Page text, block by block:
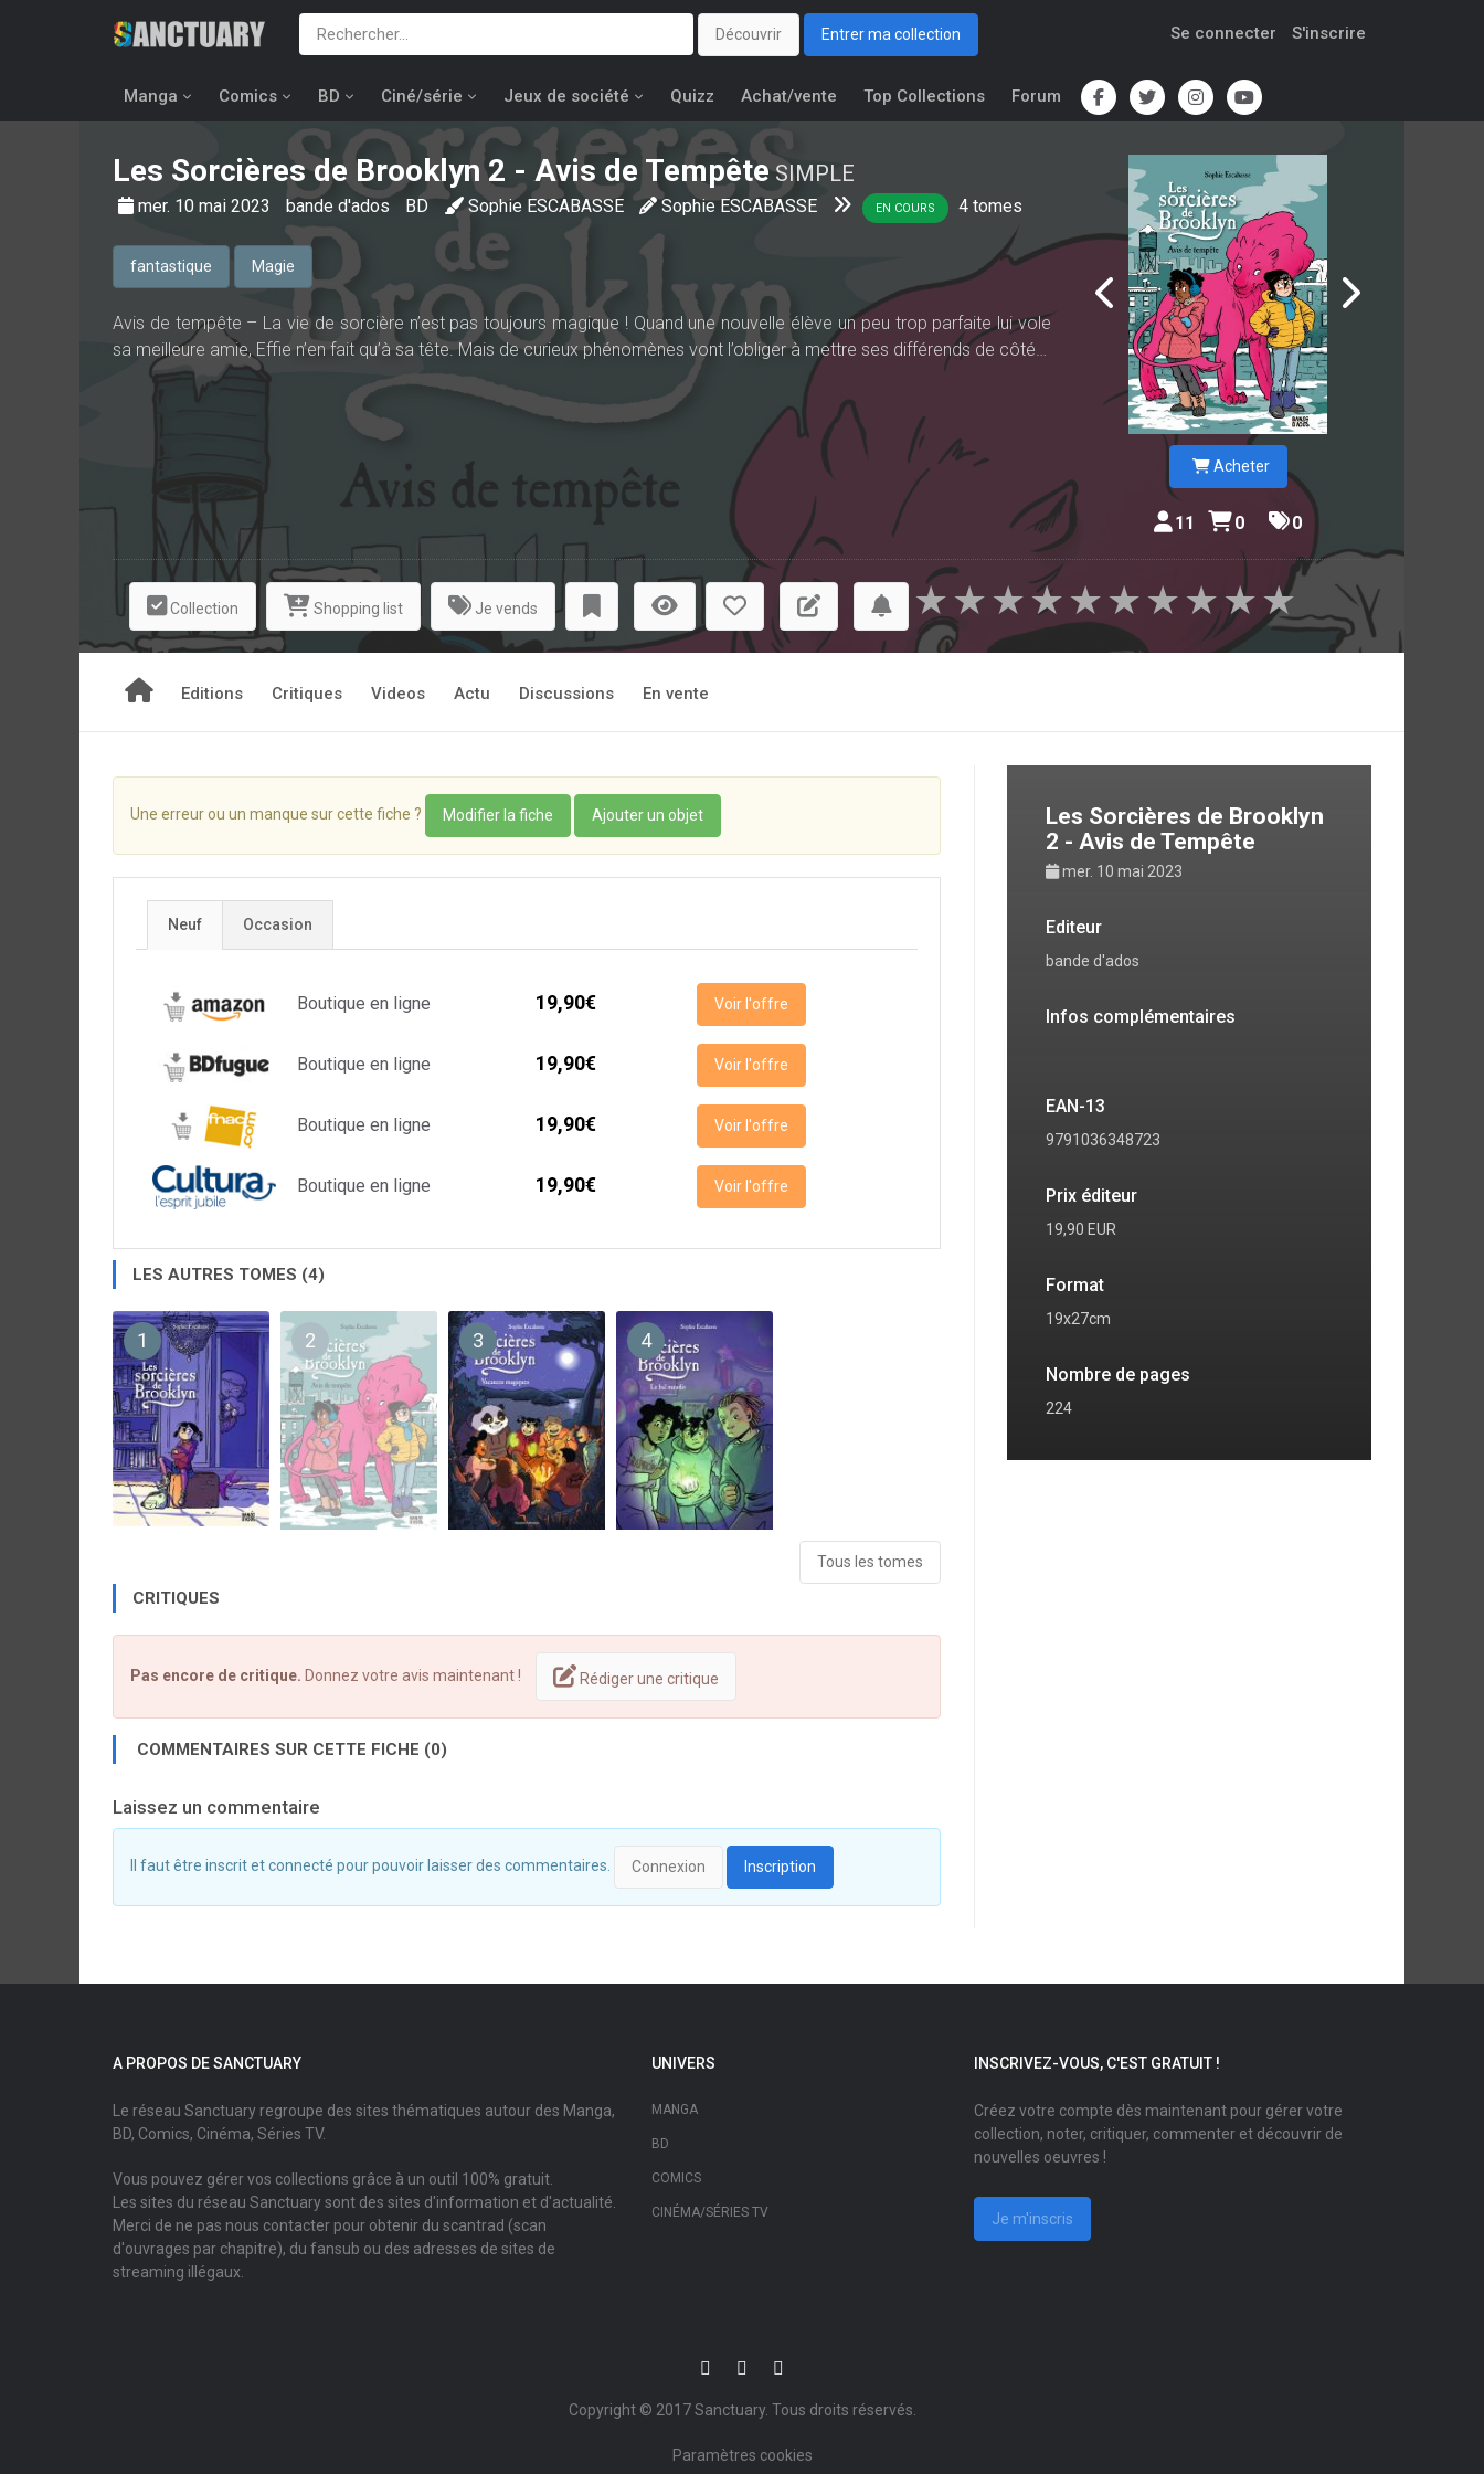
Découvrir Entrer ma collection Se connecter S'inscrire
Manga Comics BD Ciné/série Jeux de société Quizz Achat/vente Top Collections Forum
Les Sorcières de Brooklyn2 - Avis de TempêteSIMPLE
mer. 10 mai 2023 bande d'ados BD Sophie ESCABASSE Sophie ESCABASSE EN COURS 4 tomes
fantastique Magie
Avis de tempête – La vie de sorcière n’est pas toujours magique ! Quand une nouvelle élève un peu trop parfaite lui vole
sa meilleure amie, Effie n’en fait qu’à sa tête. Mais de curieux phénomènes vont l’obliger à mettre ses différends de côté…
Acheter
11 0 0
Collection Shopping list Je vends ★
★
★
★
★
★
★
★
★
★
Editions Critiques Videos Actu Discussions En vente
Une erreur ou un manque sur cette fiche ? Modifier la fiche Ajouter un objet
Neuf Occasion
Boutique en ligne 19,90€ Voir l'offre
Boutique en ligne 19,90€ Voir l'offre
Boutique en ligne 19,90€ Voir l'offre
Boutique en ligne 19,90€ Voir l'offre
LES AUTRES TOMES (4)
1 2 3 4
Tous les tomes
CRITIQUES
Pas encore de critique. Donnez votre avis maintenant ! Rédiger une critique
COMMENTAIRES SUR CETTE FICHE (0)
Laissez un commentaire
Il faut être inscrit et connecté pour pouvoir laisser des commentaires. Connexion Inscription
Les Sorcières de Brooklyn
2 - Avis de Tempête
mer. 10 mai 2023
Editeur
bande d'ados
Infos complémentaires
EAN-13
9791036348723
Prix éditeur
19,90 EUR
Format
19x27cm
Nombre de pages
224
A PROPOS DE SANCTUARY
Le réseau Sanctuary regroupe des sites thématiques autour des Manga,
BD, Comics, Cinéma, Séries TV.
Vous pouvez gérer vos collections grâce à un outil 100% gratuit.
Les sites du réseau Sanctuary sont des sites d'information et d'actualité.
Merci de ne pas nous contacter pour obtenir du scantrad (scan
d'ouvrages par chapitre), du fansub ou des adresses de sites de
streaming illégaux.
UNIVERS
MANGA
BD
COMICS
CINÉMA/SÉRIES TV
INSCRIVEZ-VOUS, C'EST GRATUIT !
Créez votre compte dès maintenant pour gérer votre
collection, noter, critiquer, commenter et découvrir de
nouvelles oeuvres !
Je m'inscris
Copyright © 2017Sanctuary. Tous droits réservés.
Paramètres cookies